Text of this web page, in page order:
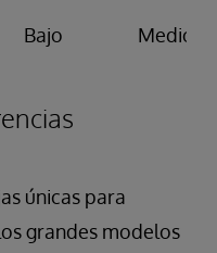
Bajo
Medio
únicas para
grandes modelos